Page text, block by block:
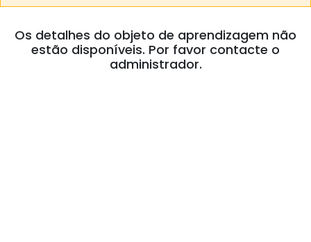
Os detalhes do objeto de aprendizagem não
estão disponíveis. Por favor contacte o
administrador.